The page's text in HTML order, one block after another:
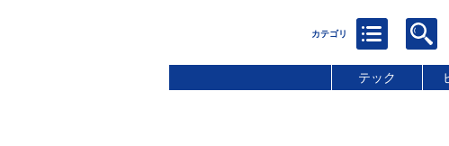
テック